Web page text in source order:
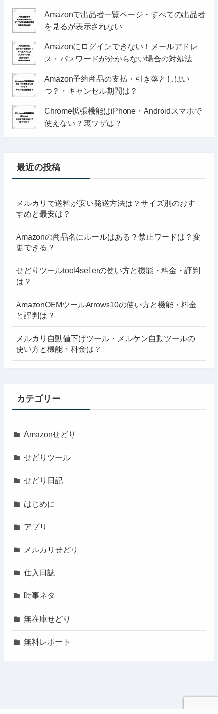
Amazonで出品者一覧ページ・すべての出品者
を見るが表示されない
Amazonにログインできない！メールアドレ
ス・パスワードが分からない場合の対処法
Amazon予約商品の支払・引き落としはい
つ？・キャンセル期間は？
Chrome拡張機能はiPhone・Androidスマホで
使えない？裏ワザは？
最近の投稿
メルカリで送料が安い発送方法は？サイズ別のおす
すめと最安は？
Amazonの商品名にルールはある？禁止ワードは？変
更できる？
せどりツールtool4sellerの使い方と機能・料金・評判
は？
AmazonOEMツールArrows10の使い方と機能・料金
と評判は？
メルカリ自動値下げツール・メルケン自動ツールの
使い方と機能・料金は？
カテゴリー
Amazonせどり
せどりツール
せどり日記
はじめに
アプリ
メルカリせどり
仕入日誌
時事ネタ
無在庫せどり
無料レポート